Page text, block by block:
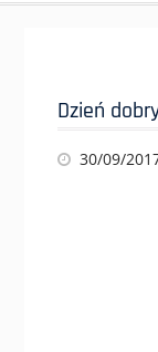
Dzień
30/09/